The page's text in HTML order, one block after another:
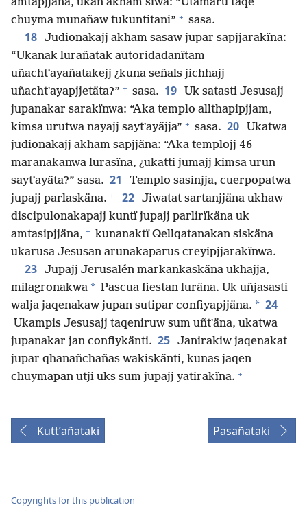
amtapjjäna, ukan akham siwa: “Utamaru taqe
chuyma munañaw tukuntitani” + sasa.
18 Judionakajj akham sasaw jupar sapjjarakïna:
“Ukanak lurañatak autoridadanïtam
uñachtʼayañatakejj ¿kuna señals jichhajj
uñachtʼayapjjetäta?” + sasa. 19
Uk satasti Jesusajj
jupanakar sarakïnwa: “Aka templo allthapipjjam,
kimsa urutwa nayajj saytʼayäjja” + sasa. 20
Ukatwa
judionakajj akham sapjjäna: “Aka templojj 46
maranakanwa lurasïna, ¿ukatti jumajj kimsa urun
saytʼayäta?” sasa. 21
Templo sasinjja, cuerpopatwa
jupajj parlaskäna. + 22 Jiwatat sartanjjäna ukhaw
discipulonakapajj kuntï jupajj parlirïkäna uk
amtasipjjäna, + kunanaktï Qellqatanakan siskäna
ukarusa Jesusan arunakaparus creyipjjarakïnwa.
23 Jupajj Jerusalén markankaskäna ukhajja,
milagronakwa * Pascua fiestan luräna. Uk uñjasasti
walja jaqenakaw jupan sutipar confiyapjjäna. * 24
Ukampis Jesusajj taqeniruw sum uñtʼäna, ukatwa
jupanakar jan confiykänti. 25 Janirakiw jaqenakat
jupar qhanañchañas wakiskänti, kunas jaqen
chuymapan utji uks sum jupajj yatirakïna. +
Kuttʼañataki Pasañataki
Copyrights for this publication